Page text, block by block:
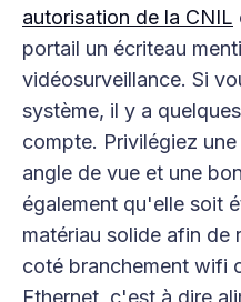
autorisation de la CNIL
portail un écriteau
vidéosurveillance. Si
système, il y a
compte. Privilégiez
angle de vue et une
également qu'elle soit
matériau solide afin de
coté branchement wifi
Ethernet, c'est à dire